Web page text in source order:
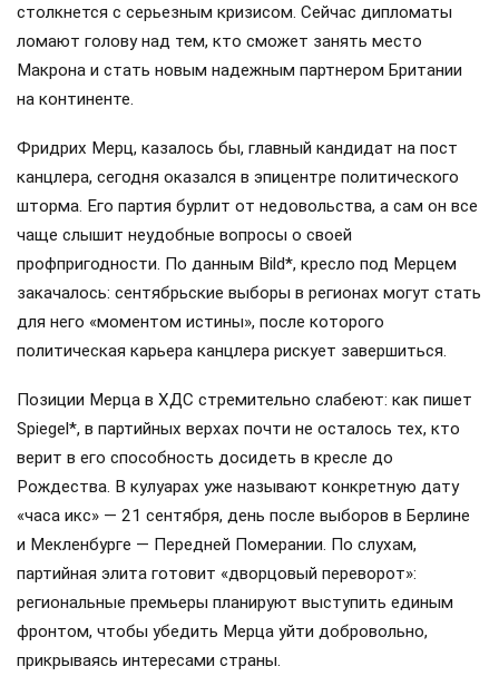
столкнется с серьезным кризисом. Сейчас дипломаты
ломают голову над тем, кто сможет занять место
Макрона и стать новым надежным партнером Британии
на континенте.
Фридрих Мерц, казалось бы, главный кандидат на пост
канцлера, сегодня оказался в эпицентре политического
шторма. Его партия бурлит от недовольства, а сам он все
чаще слышит неудобные вопросы о своей
профпригодности. По данным Bild*, кресло под Мерцем
закачалось: сентябрьские выборы в регионах могут стать
для него «моментом истины», после которого
политическая карьера канцлера рискует завершиться.
Позиции Мерца в ХДС стремительно слабеют: как пишет
Spiegel*, в партийных верхах почти не осталось тех, кто
верит в его способность досидеть в кресле до
Рождества. В кулуарах уже называют конкретную дату
«часа икс» — 21 сентября, день после выборов в Берлине
и Мекленбурге — Передней Померании. По слухам,
партийная элита готовит «дворцовый переворот»:
региональные премьеры планируют выступить единым
фронтом, чтобы убедить Мерца уйти добровольно,
прикрываясь интересами страны.